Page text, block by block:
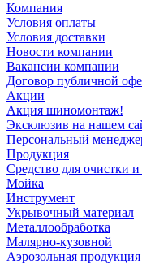
Компания
Условия оплаты
Условия доставки
Новости компании
Вакансии компании
Договор публичной
Акции
Акция шиномонтаж!
Эксклюзив на нашем
Персональный
Продукция
Средство для очистки и
Мойка
Инструмент
Укрывочный материал
Металлообработка
Малярно-кузовной
Аэрозольная продукция